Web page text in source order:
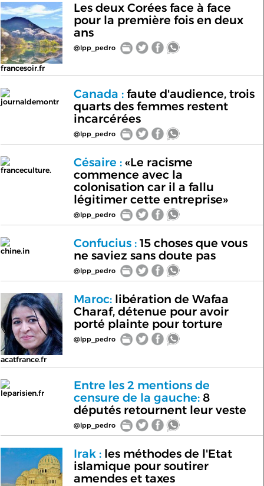
francesoir.fr
Les deux Corées face à face
pour la première fois en deux
ans
@lpp_pedro
journaldemontr
Canada :faute d'audience, trois
quarts des femmes restent
incarcérées
@lpp_pedro
franceculture.
Césaire :«Le racisme
commence avec la
colonisation car il a fallu
légitimer cette entreprise»
@lpp_pedro
chine.in
Confucius :15 choses que vous
ne saviez sans doute pas
@lpp_pedro
acatfrance.fr
Maroc:libération de Wafaa
Charaf, détenue pour avoir
porté plainte pour torture
@lpp_pedro
leparisien.fr
Entre les 2 mentions de
censure de la gauche:8
députés retournent leur veste
@lpp_pedro
Irak :les méthodes de l'Etat
islamique pour soutirer
amendes et taxes